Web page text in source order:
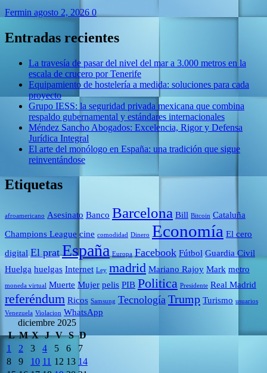
Fermin agosto 2, 20260
Entradas recientes
La travesía de pasar del nivel del mar a 3.000 metros en la
escala de crucero por Tenerife
Equipamiento de hostelería a medida: soluciones para cada
proyecto
Grupo IESS: la seguridad privada mexicana que combina
respaldo gubernamental y estándares internacionales
Méndez Sancho Abogados: Excelencia, Rigor y Defensa
Jurídica Integral
El arte del monólogo en España: una tradición que sigue
reinventándose
Etiquetas
afroamericano Asesinato Banco Barcelona Bill Bitcoin Cataluña
Champions League cine comodidad Dinero Economía El cero
digital El prat España Europa Facebook Fútbol Guardia Civil
Huelga huelgas Internet Ley madrid Mariano Rajoy Mark metro
moneda virtual Muerte Mujer pelis PIB Politica Presidente Real Madrid
referéndum Ricos Samsung Tecnología Trump Turismo usuarios
Venezuela Violacion WhatsApp
diciembre 2025
L M X J V S D
1
2 3 4 5 6
7
8
9 10 11 12 13 14